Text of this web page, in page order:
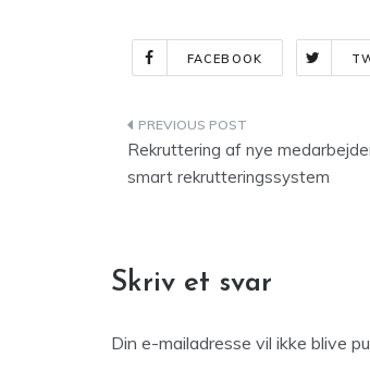
FACEBOOK
Indlægsnavigation
Rekruttering af nye
smart rekrutteringssystem
Skriv et svar
Din e-mailadresse vil ikke blive